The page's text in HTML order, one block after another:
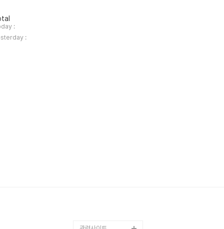
:
: